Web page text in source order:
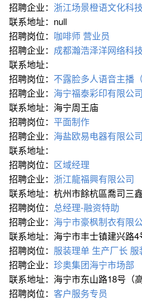
招聘企业： 浙江场景橙语文化科
联系地址：null
招聘岗位： 咖啡师 营业员
招聘企业： 成都瀚浩泽洋网络科
联系地址：
招聘岗位： 不露脸多人语音主播
招聘企业： 海宁福泰彩印有限公司
联系地址：海宁周王庙
招聘岗位： 平面制作
招聘企业： 海盐欧易电器有限公司
联系地址：
招聘岗位： 区域经理
招聘企业： 浙江龍福興有限公司
联系地址：杭州市餘杭區喬司三
招聘岗位： 总经理-融资特助
招聘企业： 海宁市豪枫制衣有限
联系地址：海宁市丰士镇建兴路4
招聘岗位： 服装理单 生产厂长 服
招聘企业： 珍奥集团海宁市场部
联系地址：海宁市东山路18号（
招聘岗位： 客户服务专员